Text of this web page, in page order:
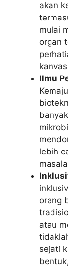
akan
mulai
organ
Ilmu
lebih
orang
atau
sejati